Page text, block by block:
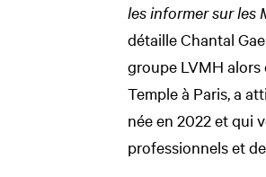
les informer sur les
détaille Chantal
groupe LVMH alors
Temple à Paris, a
née en 2022 et qui
professionnels et